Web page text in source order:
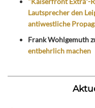
Lautsprecher den
antiwestliche
Frank Wohlgemuth
entbehrlich machen